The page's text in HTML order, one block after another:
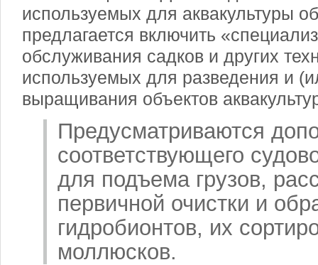
используемых для аквакультуры
предлагается включить
обслуживания садков и других
используемых для разведения и
выращивания объектов
Предусматриваются
соответствующего
для подъема грузов,
первичной очистки и
гидробионтов, их
моллюсков.